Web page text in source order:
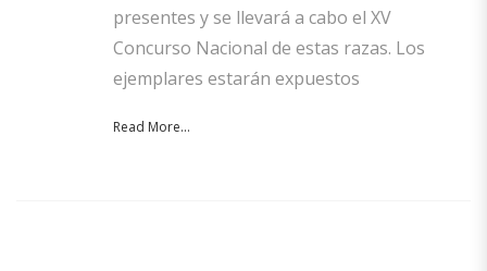
presentes y se llevará a cabo el XV
Concurso Nacional de estas razas. Los
ejemplares estarán expuestos
Read More...